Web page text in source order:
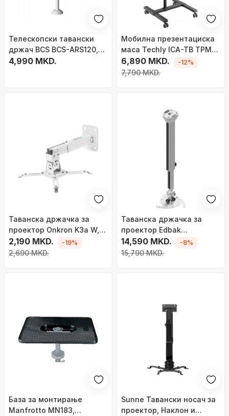
Телескопски тавански
држач BCS BCS-ARS120,
до 120 cm, алуминиум,
4,990 MKD.
Мобилна презентациска
маса Techly ICA-TB TPM-
10, за проектор и лаптоп,
со тркала, црна
6,890 MKD.
7,790 MKD.
-12%
Таванска држачка за
проектор Onkron K3a W,
метална, бела
2,190 MKD.
2,690 MKD.
-19%
Таванска држачка за
проектор Edbak
PMV200W,
прилагодување 65-100
14,590 MKD.
15,790 MKD.
-8%
База за монтирање
Manfrotto MN183,
Sunne Тавански носач за
проектор, Наклон и